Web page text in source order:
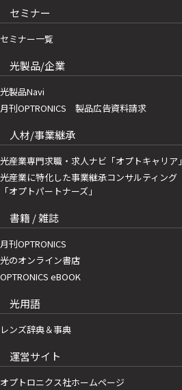
セミナー
セミナー一覧
光製品/企業
光製品Navi
月刊OPTRONICS 製品広告資料請求
人材/事業継承
光産業専門求職・求人ナビ「オプトキャリア」
光産業に特化した事業継承コンサルティング
「オプトパートナーズ」
書籍 / 雑誌
月刊OPTRONICS
光のオンライン書店
OPTRONICS eBOOK
光用語
レンズ辞典＆事典
運営サイト
オプトロニクス社ホームページ